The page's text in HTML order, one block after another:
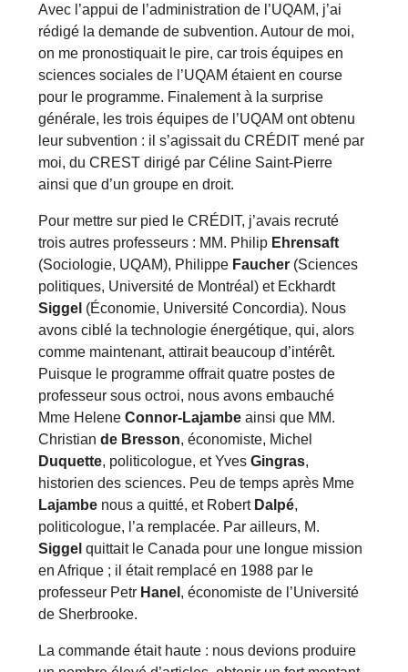
Avec l’appui de l’administration de l’UQAM, j’ai
rédigé la demande de subvention. Autour de moi,
on me pronostiquait le pire, car trois équipes en
sciences sociales de l’UQAM étaient en course
pour le programme. Finalement à la surprise
générale, les trois équipes de l’UQAM ont obtenu
leur subvention : il s’agissait du CRÉDIT mené par
moi, du CREST dirigé par Céline Saint-Pierre
ainsi que d’un groupe en droit.
Pour mettre sur pied le CRÉDIT, j’avais recruté
trois autres professeurs : MM. Philip Ehrensaft
(Sociologie, UQAM), Philippe Faucher (Sciences
politiques, Université de Montréal) et Eckhardt
Siggel (Économie, Université Concordia). Nous
avons ciblé la technologie énergétique, qui, alors
comme maintenant, attirait beaucoup d’intérêt.
Puisque le programme offrait quatre postes de
professeur sous octroi, nous avons embauché
Mme HeleneConnor-Lajambe ainsi que MM.
Christiande Bresson, économiste, Michel
Duquette, politicologue, et YvesGingras,
historien des sciences. Peu de temps après Mme
Lajambe nous a quitté, et Robert Dalpé,
politicologue, l’a remplacée. Par ailleurs, M.
Siggel quittait le Canada pour une longue mission
en Afrique ; il était remplacé en 1988 par le
professeur Petr Hanel , économiste de l’Université
de Sherbrooke.
La commande était haute : nous devions produire